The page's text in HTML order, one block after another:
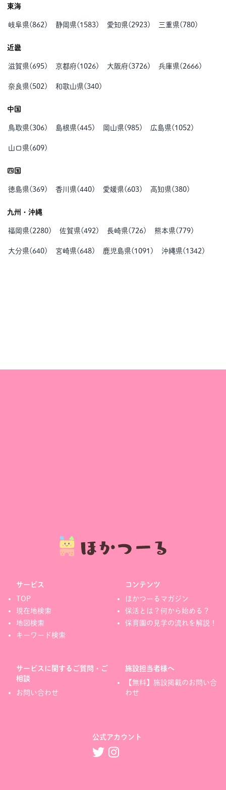
東海
岐阜県(862 ) 静岡県( 1583) 愛知県( 2923) 三重県( 780)
近畿
滋賀県( 695) 京都府( 1026) 大阪府(3726) 兵庫県( 2666)
奈良県( 502 ) 和歌山県(340)
中国
鳥取県(306) 島根県(445) 岡山県(985) 広島県( 1052 )
山口県( 609)
四国
徳島県(369) 香川県(440) 愛媛県( 603) 高知県(380)
九州・沖縄
福岡県( 2280) 佐賀県(492 ) 長崎県( 726) 熊本県( 779)
大分県( 640) 宮崎県( 648) 鹿児島県( 1091 ) 沖縄県( 1342 )
サービス
TOP
現在地検索
地図検索
キーワード検索
コンテンツ
ほかつーるマガジン
保活とは？何から始める？
保育園の見学の流れを解説！
サービスに関するご質問・ご
相談
お問い合わせ
施設担当者様へ
【無料】施設掲載のお問い合
わせ
公式アカウント